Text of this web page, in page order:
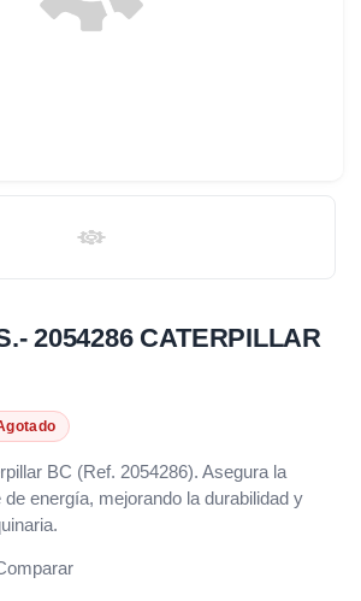
2054286 CATERPILLAR
BC (Ref. 2054286). Asegura la
energía, mejorando la durabilidad y